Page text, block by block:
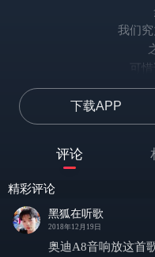
我们
可
不是一
我
只
也没
下载APP
评论
精彩评论
黑狐在听歌
2018年12月19日
奥迪A8音响放这首